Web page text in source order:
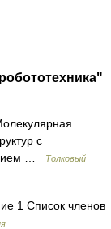
с
…
Толковый
1 Список членов